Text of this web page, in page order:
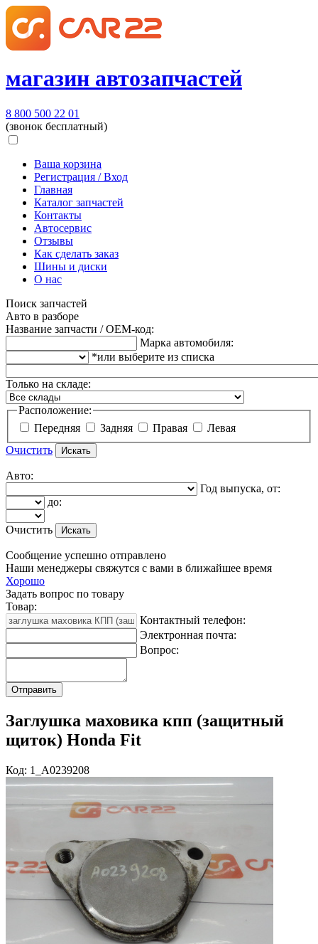
магазин автозапчастей
8 800 500 22 01
(звонок бесплатный)
Ваша корзина
Регистрация / Вход
Главная
Каталог запчастей
Контакты
Автосервис
Отзывы
Как сделать заказ
Шины и диски
О нас
Поиск запчастей
Авто в разборе
Название запчасти / OEM-код:
Марка автомобиля:
*или выберите из списка
Только на складе:
Расположение:
Передняя
Задняя Правая
Левая
Очистить
Авто:
Год выпуска, от:
до:
Очистить
Сообщение успешно отправлено
Наши менеджеры свяжутся с вами в ближайшее время
Хорошо
Задать вопрос по товару
Товар:
Контактный телефон:
Электронная почта:
Вопрос:
Заглушка маховика кпп (защитный
щиток) Honda Fit
Код: 1_A0239208